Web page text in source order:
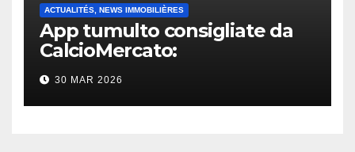
ACTUALITÉS, NEWS IMMOBILIÈRES
App tumulto consigliate da
CalcioMercato:
considerazione di gennaio
2026
30 MAR 2026